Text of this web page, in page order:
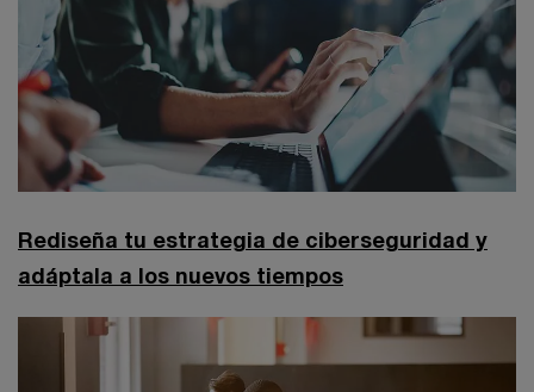
Rediseña tu estrategia de ciberseguridad y
adáptala a los nuevos tiempos